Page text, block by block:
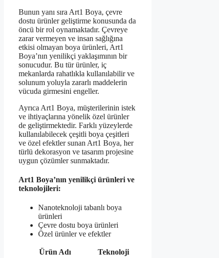
Bunun yanı sıra Art1 Boya, çevre
dostu ürünler geliştirme konusunda da
öncü bir rol oynamaktadır. Çevreye
zarar vermeyen ve insan sağlığına
etkisi olmayan boya ürünleri, Art1
Boya’nın yenilikçi yaklaşımının bir
sonucudur. Bu tür ürünler, iç
mekanlarda rahatlıkla kullanılabilir ve
solunum yoluyla zararlı maddelerin
vücuda girmesini engeller.
Ayrıca Art1 Boya, müşterilerinin istek
ve ihtiyaçlarına yönelik özel ürünler
de geliştirmektedir. Farklı yüzeylerde
kullanılabilecek çeşitli boya çeşitleri
ve özel efektler sunan Art1 Boya, her
türlü dekorasyon ve tasarım projesine
uygun çözümler sunmaktadır.
Art1 Boya’nın yenilikçi ürünleri ve
teknolojileri:
Nanoteknoloji tabanlı boya
ürünleri
Çevre dostu boya ürünleri
Özel ürünler ve efektler
Ürün Adı
Teknoloji